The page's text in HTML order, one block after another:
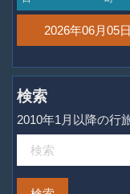
2026年06月05
検索
2010年1月以降の行